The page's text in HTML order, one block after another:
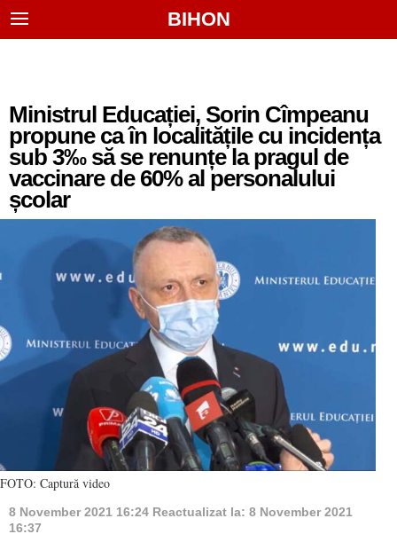
BIHON
Ministrul Educației, Sorin Cîmpeanu
propune ca în localitățile cu incidența
sub 3‰ să se renunțe la pragul de
vaccinare de 60% al personalului
școlar
FOTO: Captură video
8 November 2021 16:24 Reactualizat la: 8 November 2021
16:37